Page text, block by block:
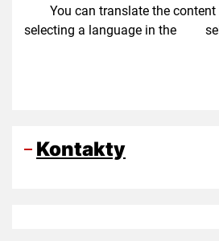
You can translate the
selecting a language in the
Kontakty